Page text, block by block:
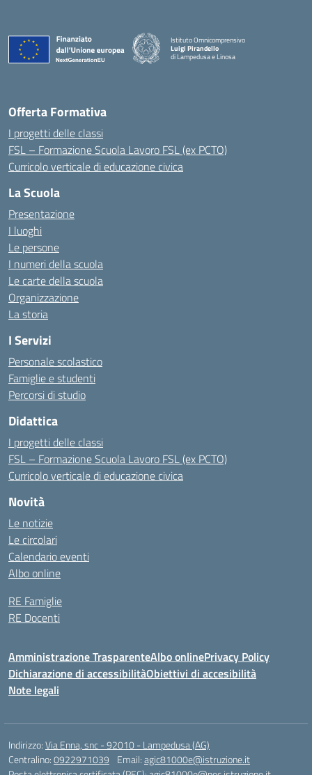
Istituto Omnicomprensivo
Luigi Pirandello
di Lampedusa e Linosa
Offerta Formativa
I progetti delle classi
FSL – Formazione Scuola Lavoro FSL (ex PCTO)
Curricolo verticale di educazione civica
La Scuola
Presentazione
I luoghi
Le persone
I numeri della scuola
Le carte della scuola
Organizzazione
La storia
I Servizi
Personale scolastico
Famiglie e studenti
Percorsi di studio
Didattica
I progetti delle classi
FSL – Formazione Scuola Lavoro FSL (ex PCTO)
Curricolo verticale di educazione civica
Novità
Le notizie
Le circolari
Calendario eventi
Albo online
RE Famiglie
RE Docenti
Amministrazione TrasparenteAlbo onlinePrivacy Policy
Dichiarazione di accessibilitàObiettivi di accesibilità
Note legali
Indirizzo:Via Enna, snc - 92010 - Lampedusa (AG)
Centralino:0922971039 Email:agic81000e@istruzione.it